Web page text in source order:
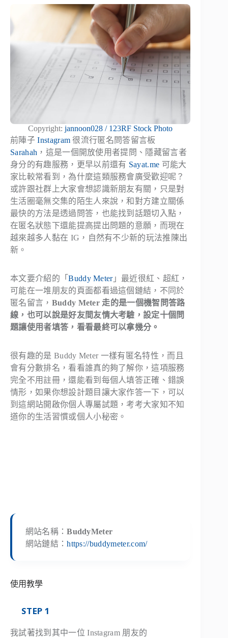
Copyright:jannoon028 / 123RF Stock Photo
前陣子Instagram 很流行匿名問答留言板
Sarahah ，這是一個開放使用者提問、隱藏留言者
身分的有趣服務，更早以前還有 Sayat.me 可能大
家比較常看到，為什麼這類服務會廣受歡迎呢？
或許跟社群上大家會想認識新朋友有關，只是對
生活圈毫無交集的陌生人來說，和對方建立關係
最快的方法是透過問答，也能找到話題切入點，
在匿名狀態下還能提高提出問題的意願，而現在
越來越多人黏在 IG，自然有不少新的玩法推陳出
新。
本文要介紹的「Buddy Meter」最近很紅、超紅，
可能在一堆朋友的頁面都看過這個鏈結，不同於
匿名留言， Buddy Meter 走的是一個機智問答路
線，也可以說是好友間友情大考驗，設定十個問
題讓使用者填答，看看最終可以拿幾分。
很有趣的是 Buddy Meter 一樣有匿名特性，而且
會有分數排名，看看誰真的夠了解你，這項服務
完全不用註冊，還能看到每個人填答正確、錯誤
情形，如果你想設計題目讓大家作答一下，可以
到這網站開啟你個人專屬試題，考考大家知不知
道你的生活習慣或個人小秘密。
網站名稱：BuddyMeter
網站鏈結：https://buddymeter.com/
使用教學
STEP 1
我試著找到其中一位 Instagram 朋友的